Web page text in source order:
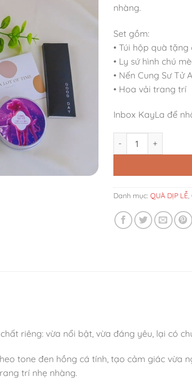
nhàng.
Set gồm:
• Túi hộp quà tặng
• Ly sứ hình chú
• Nến Cung Sư Tử
• Hoa vải trang trí
Inbox KayLa để
Danh mục: QUÀ DỊP LỄ,
riêng: vừa nổi bật, vừa đáng yêu, lại có
tone đen hồng cá tính, tạo cảm giác vừa
trí nhẹ nhàng.